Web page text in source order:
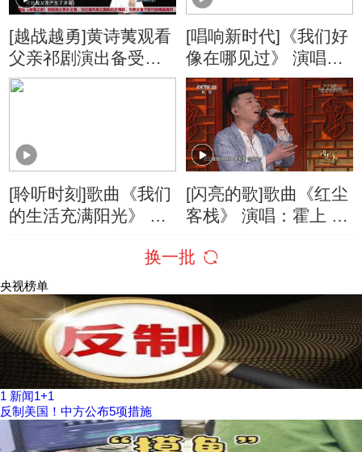
[越战越勇]黄诗荑观看
父亲祁剧演出备受触
动 重燃对祁剧的热情
[唱响新时代]《我们好
像在哪见过》 演唱：
付豪 黄诗荑
[聆听时刻]歌曲《我们
的生活充满阳光》 演
[闪亮的歌]歌曲《红尘
客栈》 演唱：霍上 黄
换一批
央视榜单
1 新闻1+1
反制美国！中方公布5项措施